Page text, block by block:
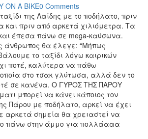
ON A BIKE0 Comments
της Λαίδης με το ποδήλατο, πριν
και πριν από αρκετά χιλιόμετρα. Τα
έπεσα πάνω σε mega-καύσωνα.
άνθρωπος θα έλεγε: “Μήπως
το ταξίδι λόγω καιρικών
ποτέ, καλύτερα να πάθω
στο τσακ γλύτωσα, αλλά δεν το
σε κανένα. Ο ΓΥΡΟΣ ΤΗΣ ΠΑΡΟΥ
μπορεί να κάνει κάποιος τον
Πάρου με ποδήλατο, αρκεί να έχει
αρκετά σημεία θα χρειαστεί να
πάνω στην άμμο για πολλάααα